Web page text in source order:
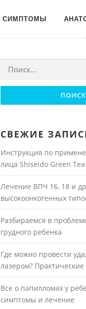
СИМПТОМЫ
Найти:
СВЕЖИЕ
Инструкция по
лица Shiseido Green
Лечение ВПЧ 16, 18 и
высокоонкогенных
Разбираемся в
грудного ребенка
Где можно провести
лазером?
Все о папилломах у
симптомы и лечение